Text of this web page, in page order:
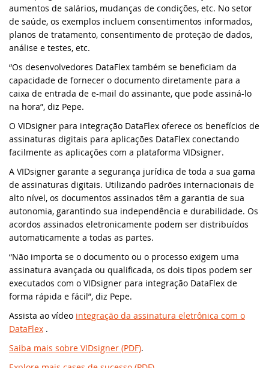
aumentos de salários, mudanças de condições, etc. No setor
de saúde, os exemplos incluem consentimentos informados,
planos de tratamento, consentimento de proteção de dados,
análise e testes, etc.
“Os desenvolvedores DataFlex também se beneficiam da
capacidade de fornecer o documento diretamente para a
caixa de entrada de e-mail do assinante, que pode assiná-lo
na hora”, diz Pepe.
O VIDsigner para integração DataFlex oferece os benefícios de
assinaturas digitais para aplicações DataFlex conectando
facilmente as aplicações com a plataforma VIDsigner.
A VIDsigner garante a segurança jurídica de toda a sua gama
de assinaturas digitais. Utilizando padrões internacionais de
alto nível, os documentos assinados têm a garantia de sua
autonomia, garantindo sua independência e durabilidade. Os
acordos assinados eletronicamente podem ser distribuídos
automaticamente a todas as partes.
“Não importa se o documento ou o processo exigem uma
assinatura avançada ou qualificada, os dois tipos podem ser
executados com o VIDsigner para integração DataFlex de
forma rápida e fácil”, diz Pepe.
Assista ao vídeo integração da assinatura eletrônica com o
DataFlex .
Saiba mais sobre VIDsigner (PDF).
disponível para visualização e teste
Novas videoaulas adicionadas:
DataFlex Reports 2024 Beta 2 lançado para
download e teste
DataFlex 2024 Beta 2 lançado - crie
desenhos vetoriais a partir do código
DataFlex!
DataFlex Reports 2024 Beta 1 lançado para
download e teste
DataFlex 2024 Beta 1 lançado - crie
desenhos vetoriais a partir do código
DataFlex!
Uma mudança em nossa estratégia de
nomenclatura e atualização de versões de
software
simplificando o gerenciamento de código
com eficiência
DALA 20 Anos
EDUC 2018
DataFlex Entwickler Tag 2017
DAPCON 2017
Synergy 2017
ScanDUC 2016
DAPCON 2016
EDUC 2016
DISD 2016
Todos os eventos